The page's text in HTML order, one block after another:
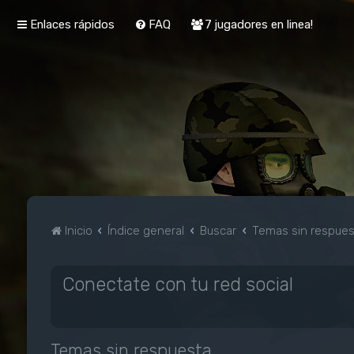
Enlaces rápidos FAQ 7 jugadores en linea!
Inicio Índice general Buscar Temas sin
Conectate con tu red social